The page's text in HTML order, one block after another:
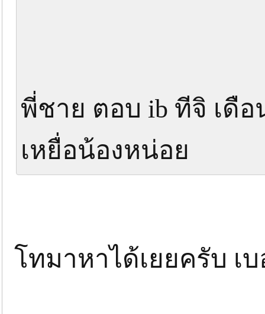
พี่ชาย ตอบ ib ทีจิ เดื
เหยื่อน้องหน่อย
โทมาหาได้เยยครับ เบ